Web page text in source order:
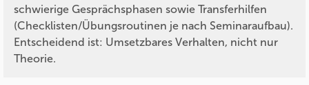
schwierige Gesprächsphasen sowie Transferhilfen
(Checklisten/Übungsroutinen je nach Seminaraufbau).
Entscheidend ist: Umsetzbares Verhalten, nicht nur
Theorie.